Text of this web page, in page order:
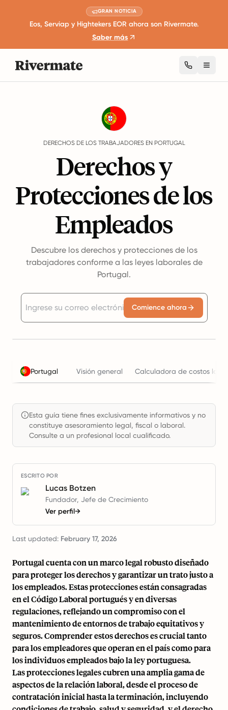
GRAN NOTICIA
Eos, Serviap y Hightekers EOR ahora son Rivermate.
Saber más
DERECHOS DE LOS TRABAJADORES EN PORTUGAL
Derechos y
Protecciones de los
Empleados
Descubre los derechos y protecciones de los
trabajadores conforme a las leyes laborales de
Portugal.
Comience ahora
Portugal Visión general Calculadora de costos
Esta guía tiene fines exclusivamente informativos y no
constituye asesoramiento legal, fiscal o laboral.
Consulte a un profesional local cualificado.
ESCRITO POR
Lucas Botzen
Fundador, Jefe de Crecimiento
Ver perfil→
Last updated: February 17, 2026
Portugal cuenta con un marco legal robusto diseñado
para proteger los derechos y garantizar un trato justo a
los empleados. Estas protecciones están consagradas
en el Código Laboral portugués y en diversas
regulaciones, reflejando un compromiso con el
mantenimiento de entornos de trabajo equitativos y
seguros. Comprender estos derechos es crucial tanto
para los empleadores que operan en el país como para
los individuos empleados bajo la ley portuguesa.
Las protecciones legales cubren una amplia gama de
aspectos de la relación laboral, desde el proceso de
contratación inicial hasta la terminación, incluyendo